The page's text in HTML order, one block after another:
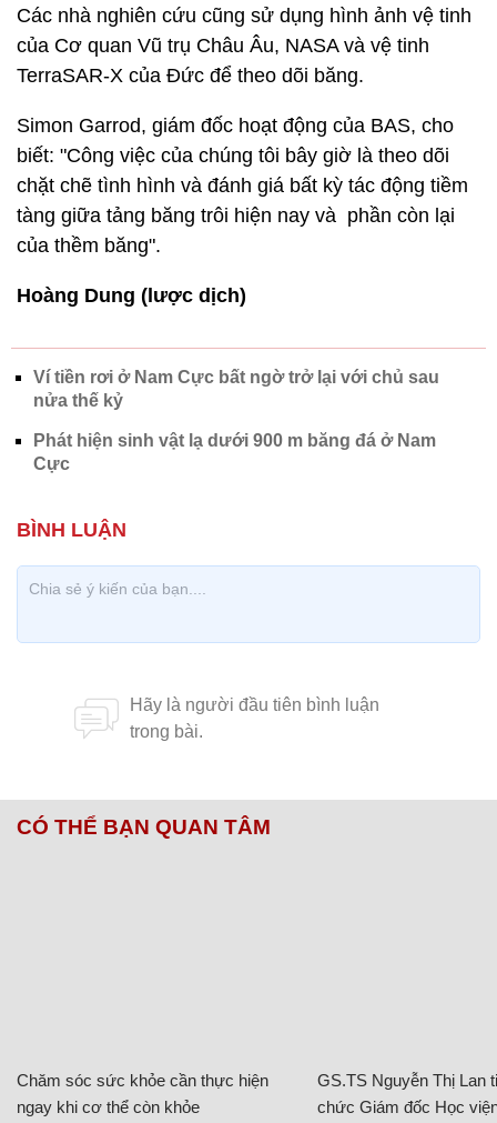
Các nhà nghiên cứu cũng sử dụng hình ảnh vệ tinh
của Cơ quan Vũ trụ Châu Âu, NASA và vệ tinh
TerraSAR-X của Đức để theo dõi băng.
Simon Garrod, giám đốc hoạt động của BAS, cho
biết: "Công việc của chúng tôi bây giờ là theo dõi
chặt chẽ tình hình và đánh giá bất kỳ tác động tiềm
tàng giữa tảng băng trôi hiện nay và phần còn lại
của thềm băng".
Hoàng Dung (lược dịch)
Ví tiền rơi ở Nam Cực bất ngờ trở lại với chủ sau
nửa thế kỷ
Phát hiện sinh vật lạ dưới 900 m băng đá ở Nam
Cực
CÓ THỂ BẠN QUAN TÂM
Chăm sóc sức khỏe cần thực hiện
ngay khi cơ thể còn khỏe
GS.TS Nguyễn Thị Lan
chức Giám đốc Học